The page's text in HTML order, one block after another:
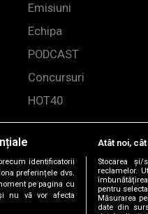
Emisiuni
Echipa
PODCAST
Concursuri
HOT40
identificatorii
preferințele dvs.
pe pagina cu
nu vă vor afecta
Atât noi,
Stocarea
reclamelor.
pentru
Măsurarea
date din